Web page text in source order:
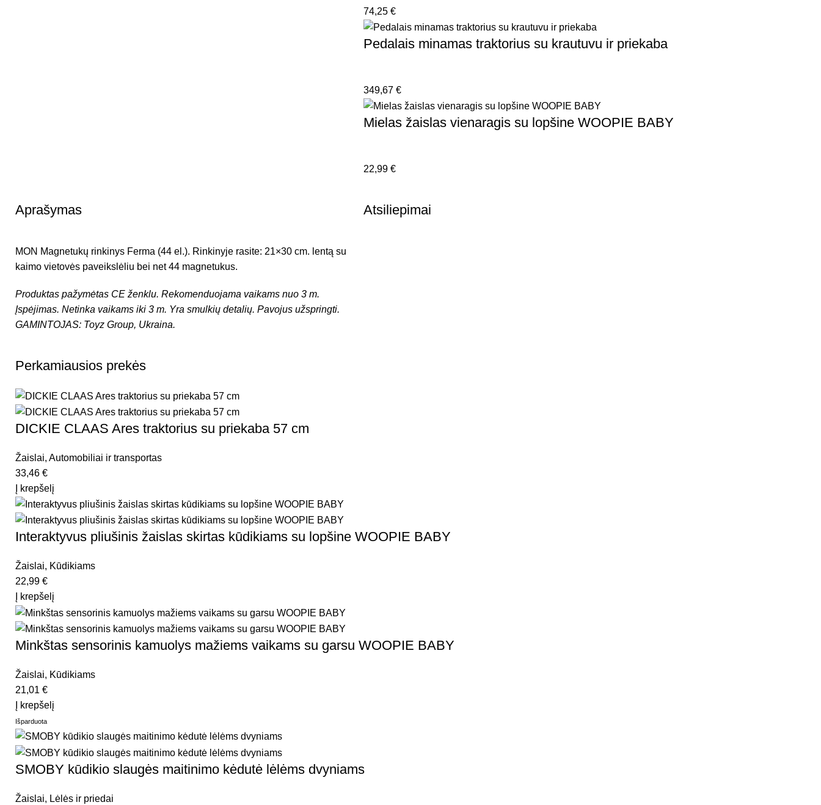
74,25 €
Pedalais minamas traktorius su krautuvu ir priekaba
349,67 €
Mielas žaislas vienaragis su lopšine WOOPIE BABY
22,99 €
Aprašymas
MON Magnetukų rinkinys Ferma (44 el.). Rinkinyje rasite: 21×30 cm. lentą su
kaimo vietovės paveikslėliu bei net 44 magnetukus.
Produktas pažymėtas CE ženklu. Rekomenduojama vaikams nuo 3 m.
Įspėjimas. Netinka vaikams iki 3 m. Yra smulkių detalių. Pavojus užspringti.
GAMINTOJAS: Toyz Group, Ukraina.
Atsiliepimai
Perkamiausios prekės
DICKIE CLAAS Ares traktorius su priekaba 57 cm
Žaislai, Automobiliai ir transportas
33,46 €
Į krepšelį
Interaktyvus pliušinis žaislas skirtas kūdikiams su lopšine WOOPIE BABY
Žaislai, Kūdikiams
22,99 €
Į krepšelį
Minkštas sensorinis kamuolys mažiems vaikams su garsu WOOPIE BABY
Žaislai, Kūdikiams
21,01 €
Į krepšelį
Išparduota
SMOBY kūdikio slaugės maitinimo kėdutė lėlėms dvyniams
Žaislai, Lėlės ir priedai